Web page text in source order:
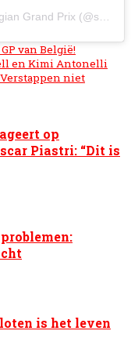
van België!
en Kimi Antonelli
niet
op
Piastri: “Dit is
is het leven